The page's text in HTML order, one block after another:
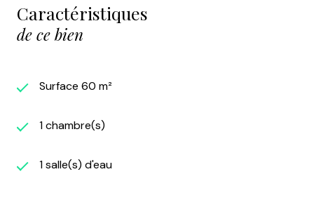
Caractéristiques
de ce bien
Surface 60 m²
1 chambre(s)
1 salle(s) d'eau